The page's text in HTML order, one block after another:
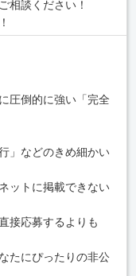
相談ください！
圧倒的に強い「完全
」などのきめ細かい
ットに掲載できない
接応募するよりも
たにぴったりの非公